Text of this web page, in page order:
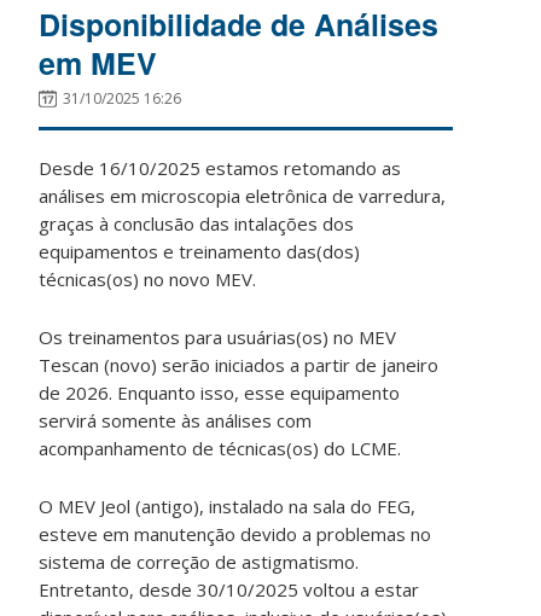
Disponibilidade de Análises
em MEV
31/10/2025 16:26
Desde 16/10/2025 estamos retomando as
análises em microscopia eletrônica de varredura,
graças à conclusão das intalações dos
equipamentos e treinamento das(dos)
técnicas(os) no novo MEV.
Os treinamentos para usuárias(os) no MEV
Tescan (novo) serão iniciados a partir de janeiro
de 2026. Enquanto isso, esse equipamento
servirá somente às análises com
acompanhamento de técnicas(os) do LCME.
O MEV Jeol (antigo), instalado na sala do FEG,
esteve em manutenção devido a problemas no
sistema de correção de astigmatismo.
Entretanto, desde 30/10/2025 voltou a estar